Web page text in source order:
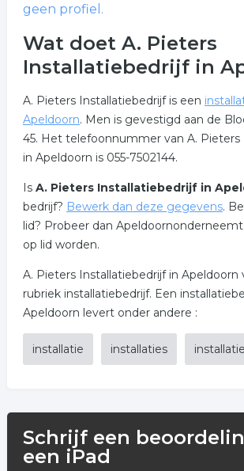
geen profiel.
Wat doet A. Pieters
Installatiebedrijf in
A. Pieters Installatiebedrijf is een
Apeldoorn. Men is gevestigd aan de
45. Het telefoonnummer van A. Pieters
in Apeldoorn is 055-7502144.
Is A. Pieters Installatiebedrijf in
bedrijf? Bewerk dan deze gegevens.
lid? Probeer dan
op lid worden.
A. Pieters Installatiebedrijf in Apeldoorn
rubriek installatiebedrijf. Een
Apeldoorn levert onder andere :
installatie installaties
Schrijf een
een iPad